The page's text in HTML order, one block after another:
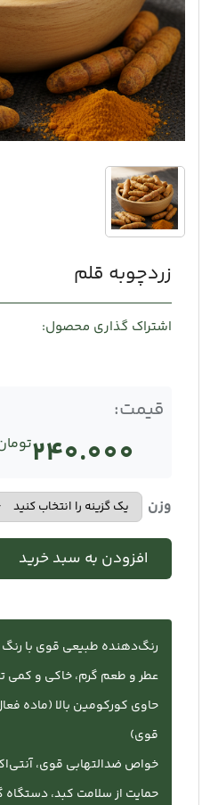
زردچوبه قلم
اشتراک گذاری محصول:
قیمت:
240.000
وزن
افزودن به سبد خرید
رنگ‌دهنده طبیعی قوی با رنگ
عطر و طعم گرم، خاکی و کمی
حاوی کورکومین بالا (ماده
قوی)
خواص ضدالتهابی قوی،
حمایت از سلامت کبد،